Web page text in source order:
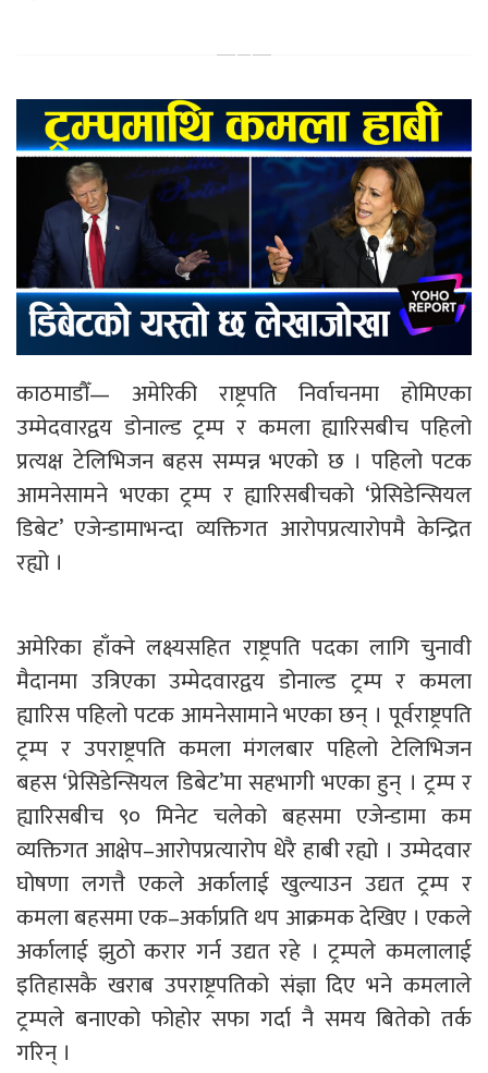
काठमाडौँ— अमेरिकी राष्ट्रपति निर्वाचनमा होमिएका
उम्मेदवारद्वय डोनाल्ड ट्रम्प र कमला ह्यारिसबीच पहिलो
प्रत्यक्ष टेलिभिजन बहस सम्पन्न भएको छ । पहिलो पटक
आमनेसामने भएका ट्रम्प र ह्यारिसबीचको ‘प्रेसिडेन्सियल
डिबेट’ एजेन्डामाभन्दा व्यक्तिगत आरोपप्रत्यारोपमै केन्द्रित
रह्यो ।
अमेरिका हाँक्ने लक्ष्यसहित राष्ट्रपति पदका लागि चुनावी
मैदानमा उत्रिएका उम्मेदवारद्वय डोनाल्ड ट्रम्प र कमला
ह्यारिस पहिलो पटक आमनेसामाने भएका छन् । पूर्वराष्ट्रपति
ट्रम्प र उपराष्ट्रपति कमला मंगलबार पहिलो टेलिभिजन
बहस ‘प्रेसिडेन्सियल डिबेट’मा सहभागी भएका हुन् । ट्रम्प र
ह्यारिसबीच ९० मिनेट चलेको बहसमा एजेन्डामा कम
व्यक्तिगत आक्षेप–आरोपप्रत्यारोप धेरै हाबी रह्यो । उम्मेदवार
घोषणा लगत्तै एकले अर्कालाई खुल्याउन उद्यत ट्रम्प र
कमला बहसमा एक–अर्काप्रति थप आक्रमक देखिए । एकले
अर्कालाई झुठो करार गर्न उद्यत रहे । ट्रम्पले कमलालाई
इतिहासकै खराब उपराष्ट्रपतिको संज्ञा दिए भने कमलाले
ट्रम्पले बनाएको फोहोर सफा गर्दा नै समय बितेको तर्क
गरिन् ।